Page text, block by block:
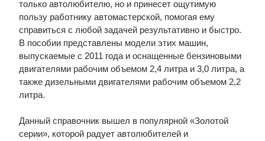
только автолюбителю, но и принесет ощутимую
пользу работнику автомастерской, помогая ему
справиться с любой задачей результативно и быстро.
В пособии представлены модели этих машин,
выпускаемые с 2011 года и оснащенные бензиновыми
двигателями рабочим объемом 2,4 литра и 3,0 литра, а
также дизельными двигателями рабочим объемом 2,2
литра.
Данный справочник вышел в популярной «Золотой
серии», которой радует автолюбителей и